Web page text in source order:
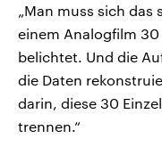
„Man muss sich
einem Analogfilm
belichtet. Und die
die Daten
darin, diese 30
trennen.“